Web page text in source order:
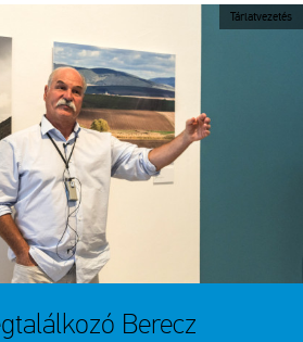
Berecz
Tárlatvezetés